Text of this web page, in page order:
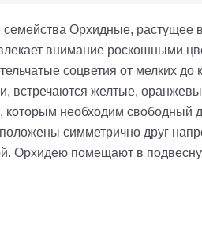
семейства Орхидные,
внимание роскошными
соцветия от мелких
встречаются желтые,
необходим свободный
симметрично друг
Орхидею помещают в